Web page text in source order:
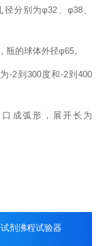
分别为φ32、φ38、
瓶的球体外径φ65。
-2到300度和-2到400
成弧形，展开长为
剂沸程试验器